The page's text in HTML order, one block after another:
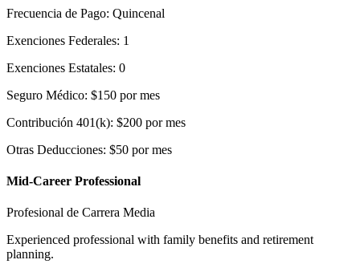
Frecuencia de Pago: Quincenal
Exenciones Federales: 1
Exenciones Estatales: 0
Seguro Médico: $150 por mes
Contribución 401(k): $200 por mes
Otras Deducciones: $50 por mes
Mid-Career Professional
Profesional de Carrera Media
Experienced professional with family benefits and retirement
planning.